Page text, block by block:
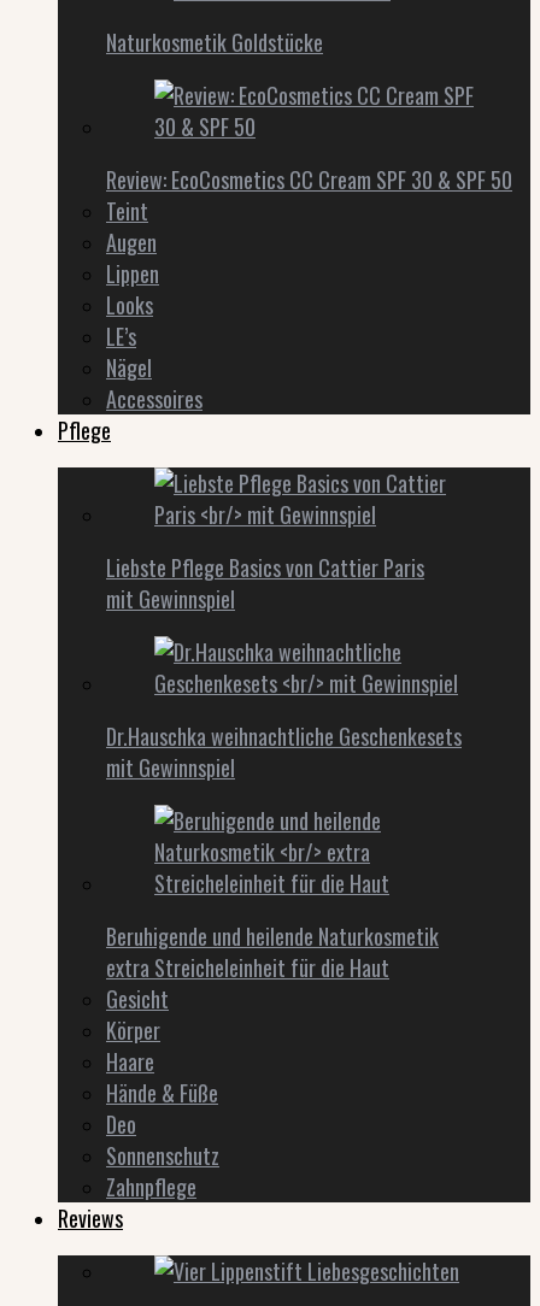
Naturkosmetik Goldstücke
Review: EcoCosmetics CC Cream SPF 30 & SPF 50
Teint
Augen
Lippen
Looks
LE’s
Nägel
Accessoires
Pflege
Liebste Pflege Basics von Cattier Paris
mit Gewinnspiel
Dr.Hauschka weihnachtliche Geschenkesets
mit Gewinnspiel
Beruhigende und heilende Naturkosmetik
extra Streicheleinheit für die Haut
Gesicht
Körper
Haare
Hände & Füße
Deo
Sonnenschutz
Zahnpflege
Reviews